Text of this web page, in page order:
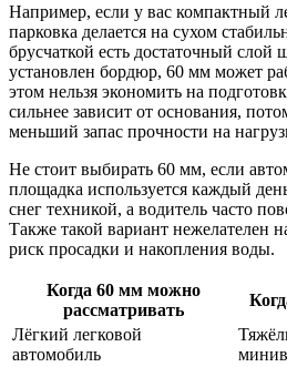
Например, если у вас компактный
парковка делается на сухом
брусчаткой есть достаточный слой
установлен бордюр, 60 мм может
этом нельзя экономить на
сильнее зависит от основания,
меньший запас прочности на
Не стоит выбирать 60 мм, если
площадка используется каждый
снег техникой, а водитель часто
Также такой вариант нежелателен
риск просадки и накопления воды.
Когда 60 мм можно
рассматривать
Лёгкий легковой
автомобиль